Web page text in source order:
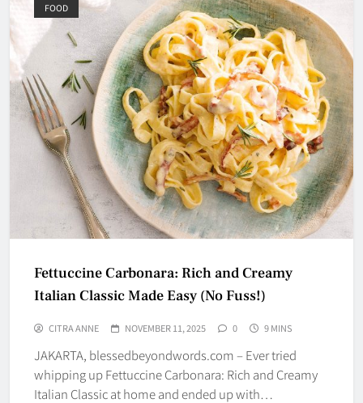
FOOD
Fettuccine Carbonara: Rich and Creamy
Italian Classic Made Easy (No Fuss!)
CITRA ANNE NOVEMBER 11, 2025 0 9 MINS
JAKARTA, blessedbeyondwords.com – Ever tried
whipping up Fettuccine Carbonara: Rich and Creamy
Italian Classic at home and ended up with…